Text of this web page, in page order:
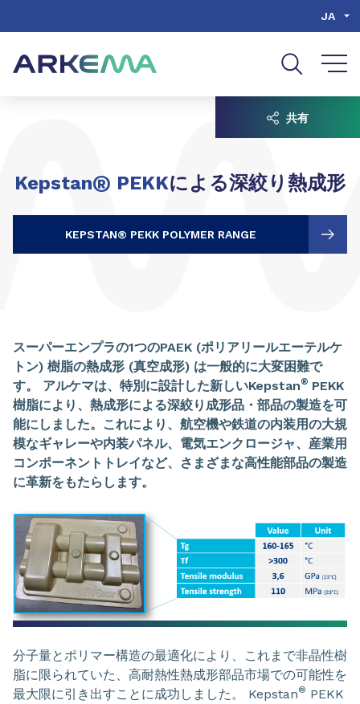
JA
Kepstan® PEKKによる深絞り熱成形
KEPSTAN® PEKK POLYMER RANGE
共有
スーパーエンプラの1つのPAEK (ポリアリールエーテルケ
トン) 樹脂の熱成形 (真空成形) は一般的に大変困難で
す。 アルケマは、特別に設計した新しいKepstan® PEKK
樹脂により、熱成形による深絞り成形品・部品の製造を可
能にしました。これにより、航空機や鉄道の内装用の大規
模なギャレーや内装パネル、電気エンクロージャ、産業用
コンポーネントトレイなど、さまざまな高性能部品の製造
に革新をもたらします。
分子量とポリマー構造の最適化により、これまで非晶性樹
脂に限られていた、高耐熱性熱成形部品市場での可能性を
最大限に引き出すことに成功しました。 Kepstan® PEKK